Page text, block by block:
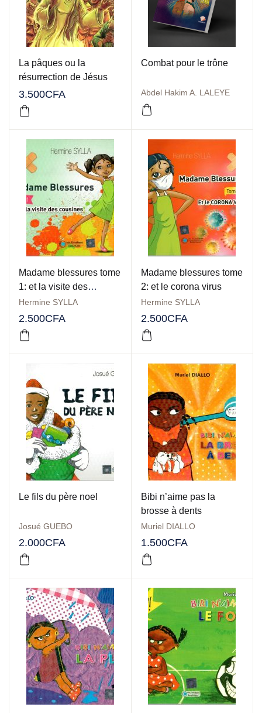
La pâques ou la
résurrection de Jésus
3.500CFA
Combat pour le trône
Abdel Hakim A. LALEYE
Madame blessures tome
1: et la visite des
cousines
Hermine SYLLA
2.500CFA
Madame blessures tome
2: et le corona virus
Hermine SYLLA
2.500CFA
Le fils du père noel
Josué GUEBO
2.000CFA
Bibi n’aime pas la
brosse à dents
Muriel DIALLO
1.500CFA